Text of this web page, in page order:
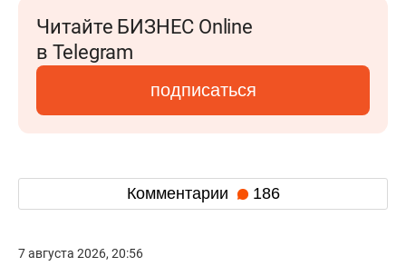
Читайте БИЗНЕС Online
в Telegram
подписаться
Комментарии 186
7 августа 2026, 20:56